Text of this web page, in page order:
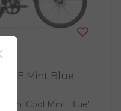
- LE Mint Blue
in 'Cool Mint Blue' !